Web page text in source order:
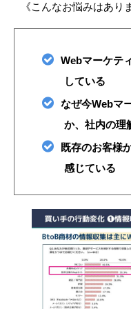
《こんなお悩みはあり
Webマーケテ
している
なぜ今Webマ
か、社内の理
既存のお客様
感じている